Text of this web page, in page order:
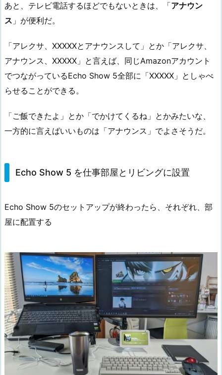
あと、テレビ電話するほどでもないときは、「アナウン
ス 」が便利だ。
「アレクサ、XXXXXとアナウンスして」とか「アレクサ、
アナウンス、XXXXX」と言えば、同じAmazonアカウント
でつながっているEcho Show 5全部に「XXXXX」としゃべ
らせることができる。
「ご飯できたよ」とか「でかけてくるね」とかみたいな、
一方的に言えばいいものは「アナウンス」でよさそうだ。
Echo Show 5 を仕事部屋とリビングに設置
Echo Show 5のセットアップが終わったら、それぞれ、部
屋に配置する